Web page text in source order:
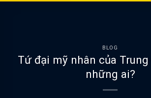
BLOG
Tứ đại mỹ nhân của Trung
những ai?